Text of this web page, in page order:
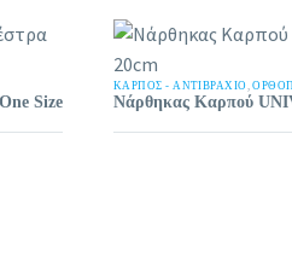
Size
ΚΑΡΠΌΣ - ΑΝΤΙΒΡΆΧΙΟ,
Νάρθηκας Καρπού